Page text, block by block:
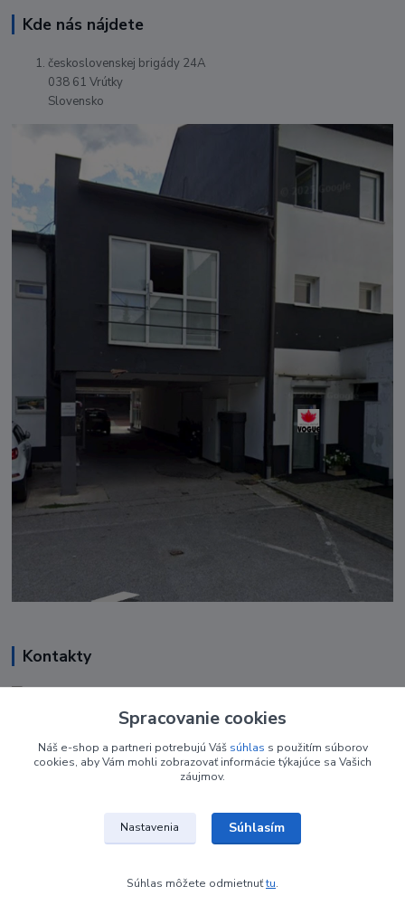
Kde nás nájdete
československej brigády 24A
038 61 Vrútky
Slovensko
Kontakty
+421 948 050 205
nechtovyobchodik@gmail.com
Spracovanie cookies
Náš e-shop a partneri potrebujú Váš súhlas s použitím súborov
cookies, aby Vám mohli zobrazovať informácie týkajúce sa Vašich
záujmov.
Nastavenia Súhlasím
Súhlas môžete odmietnuťtu.